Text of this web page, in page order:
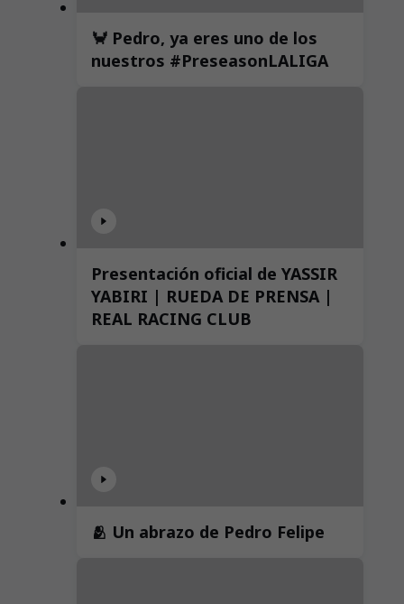
🦀 Pedro, ya eres uno de los
nuestros #PreseasonLALIGA
Presentación oficial de YASSIR
YABIRI | RUEDA DE PRENSA |
REAL RACING CLUB
🫂 Un abrazo de Pedro Felipe